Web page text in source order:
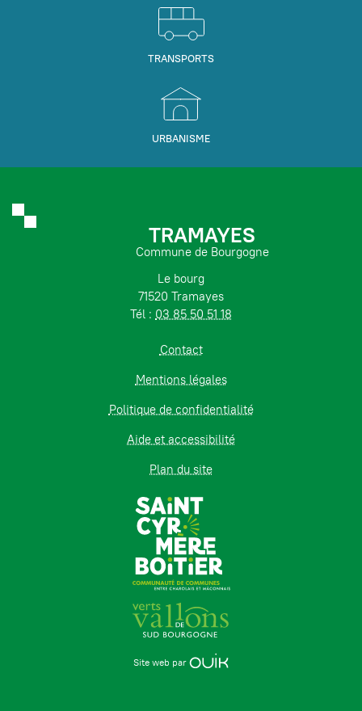
TRANSPORTS
URBANISME
TRAMAYES
Commune de Bourgogne
Le bourg
71520 Tramayes
Tél : 03 85 50 51 18
Contact
Mentions légales
Politique de confidentialité
Aide et accessibilité
Plan du site
Site web par